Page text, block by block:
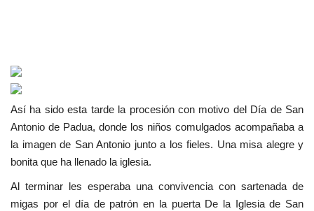
Así ha sido esta tarde la procesión con motivo del Día de San
Antonio de Padua, donde los niños comulgados acompañaba a
la imagen de San Antonio junto a los fieles. Una misa alegre y
bonita que ha llenado la iglesia.
Al terminar les esperaba una convivencia con sartenada de
migas por el día de patrón en la puerta De la Iglesia de San